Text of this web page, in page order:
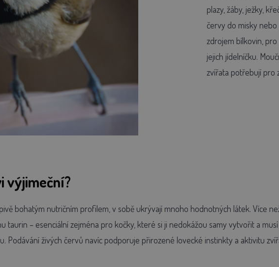
plazy, žáby, ježky,
červy do misky
zdrojem bílkovin,
jejich jídelníčku.
zvířata potřebují pro
výjimeční?
bohatým nutričním profilem, v sobě ukrývají mnoho hodnotných látek. Více
taurin – esenciální zejména pro kočky, které si ji nedokážou samy vytvořit a
Podávání živých červů navíc podporuje přirozené lovecké instinkty a aktivitu